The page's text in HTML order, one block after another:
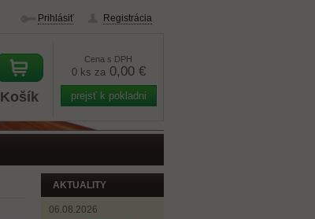
AKTUALITY
06.08.2026
Prihlásiť Registrácia
Košík
Cena s DPH
0 ks za 0,00 €
prejsť k pokladni